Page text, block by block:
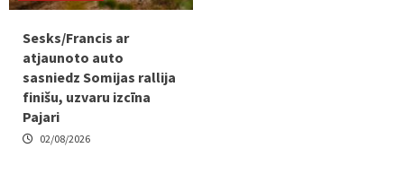
Sesks/Francis ar
atjaunoto auto
sasniedz Somijas rallija
finišu, uzvaru izcīna
Pajari
02/08/2026